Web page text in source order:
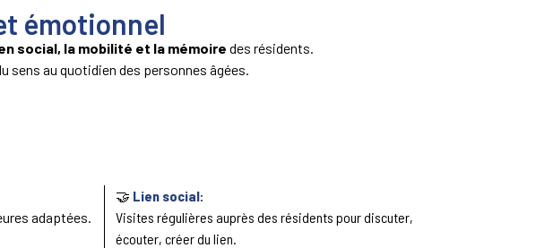
émotionnel
social, la mobilité et la mémoire des résidents.
sens au quotidien des personnes âgées.
adaptées.
🤝 Lien social:
Visites régulières auprès des résidents pour discuter,
écouter, créer du lien.